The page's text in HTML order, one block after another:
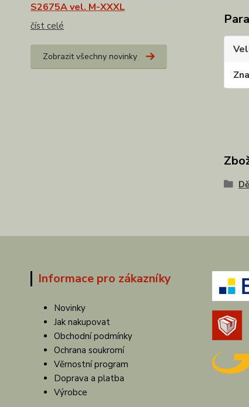
S2675A vel. M-XXXL
číst celé
Zobrazit všechny novinky
Informace pro zákazníky
Novinky
Jak nakupovat
Obchodní podmínky
Ochrana soukromí
Věrnostní program
Doprava a platba
Výrobce